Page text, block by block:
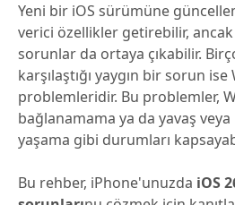
iAnyGo
Yeni bir iOS sürümüne
verici özellikler getirebilir,
sorunlar da ortaya çıkabilir.
karşılaştığı yaygın bir sorun ise
problemleridir. Bu problemler,
bağlanamama ya da yavaş
yaşama gibi durumları
Bu rehber, iPhone'unuzda iOS